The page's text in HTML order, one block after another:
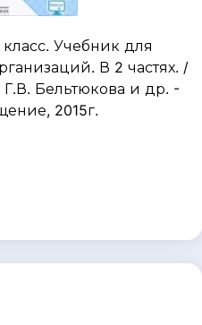
Учебник для
В 2 частях. /
Бельтюкова и др. -
2015г.